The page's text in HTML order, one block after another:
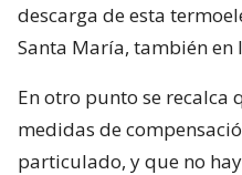
descarga de esta
Santa María, también en
En otro punto se recalca
medidas de
particulado, y que no